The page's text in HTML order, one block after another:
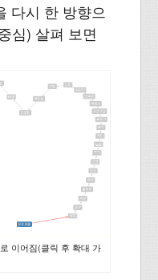
다시 한 방향으
심) 살펴 보면
이어짐(클릭 후 확대 가